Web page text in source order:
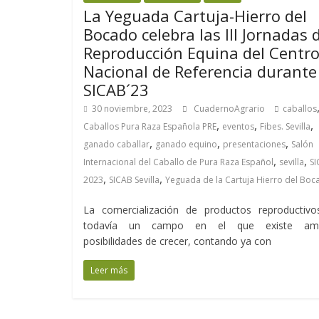
La Yeguada Cartuja-Hierro del
Bocado celebra las III Jornadas
Reproducción Equina del Centro
Nacional de Referencia durante
SICAB´23
30 noviembre, 2023 CuadernoAgrario caballos,
Caballos Pura Raza Española PRE, eventos, Fibes. Sevilla,
ganado caballar, ganado equino, presentaciones, Salón
Internacional del Caballo de Pura Raza Español, sevilla,
2023, SICAB Sevilla, Yeguada de la Cartuja Hierro del
La comercialización de productos
todavía un campo en el que existe
posibilidades de crecer, contando ya con
Leer más